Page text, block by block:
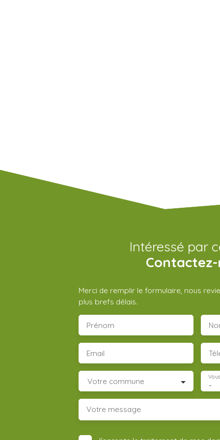
Intéressé par
Merci de remplir le formulaire, nous
plus brefs délais.
Prénom
Email
Votre commune -
Votre message